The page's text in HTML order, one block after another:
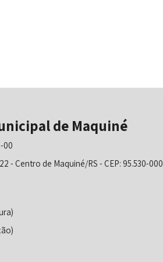
de Maquiné
00
- Centro de Maquiné/RS - CEP: 95.530-000